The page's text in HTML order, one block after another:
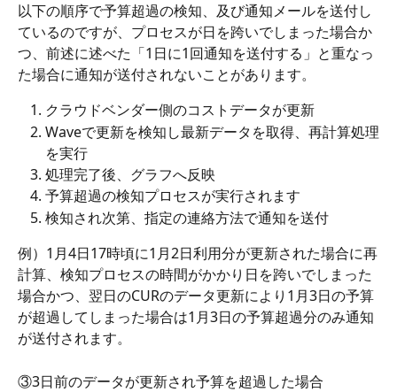
以下の順序で予算超過の検知、及び通知メールを送付し
ているのですが、プロセスが日を跨いでしまった場合か
つ、前述に述べた「1日に1回通知を送付する」と重なっ
た場合に通知が送付されないことがあります。
クラウドベンダー側のコストデータが更新
Waveで更新を検知し最新データを取得、再計算処理
を実行
処理完了後、グラフへ反映
予算超過の検知プロセスが実行されます
検知され次第、指定の連絡方法で通知を送付
例）1月4日17時頃に1月2日利用分が更新された場合に再
計算、検知プロセスの時間がかかり日を跨いでしまった
場合かつ、翌日のCURのデータ更新により1月3日の予算
が超過してしまった場合は1月3日の予算超過分のみ通知
が送付されます。
③3日前のデータが更新され予算を超過した場合